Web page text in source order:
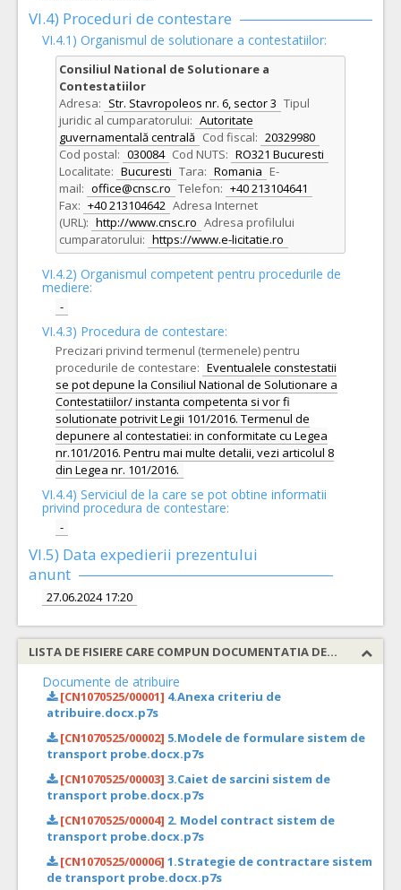
VI.4) Proceduri de contestare
VI.4.1) Organismul de solutionare a contestatiilor:
Consiliul National de Solutionare a
Contestatiilor
Adresa: Str. Stavropoleos nr. 6, sector 3 Tipul
juridic al cumparatorului: Autoritate
guvernamentală centrală Cod fiscal: 20329980
Cod postal: 030084 Cod NUTS: RO321 Bucuresti
Localitate: Bucuresti Tara: Romania E-
mail: office@cnsc.ro Telefon: +40 213104641
Fax: +40 213104642 Adresa Internet
(URL): http://www.cnsc.ro Adresa profilului
cumparatorului: https://www.e-licitatie.ro
VI.4.2) Organismul competent pentru procedurile de
mediere:
-
VI.4.3) Procedura de contestare:
Precizari privind termenul (termenele) pentru
procedurile de contestare: Eventualele constestatii
se pot depune la Consiliul National de Solutionare a
Contestatiilor/ instanta competenta si vor fi
solutionate potrivit Legii 101/2016. Termenul de
depunere al contestatiei: in conformitate cu Legea
nr.101/2016. Pentru mai multe detalii, vezi articolul 8
din Legea nr. 101/2016.
VI.4.4) Serviciul de la care se pot obtine informatii
privind procedura de contestare:
-
VI.5) Data expedierii prezentului
anunt
27.06.2024 17:20
LISTA DE FISIERE CARE COMPUN DOCUMENTATIA DE ATRIBUIRE
Documente de atribuire
[CN1070525/00001] 4.Anexa criteriu de
atribuire.docx.p7s
[CN1070525/00002] 5.Modele de formulare sistem de
transport probe.docx.p7s
[CN1070525/00003] 3.Caiet de sarcini sistem de
transport probe.docx.p7s
[CN1070525/00004] 2. Model contract sistem de
transport probe.docx.p7s
[CN1070525/00006] 1.Strategie de contractare sistem
de transport probe.docx.p7s